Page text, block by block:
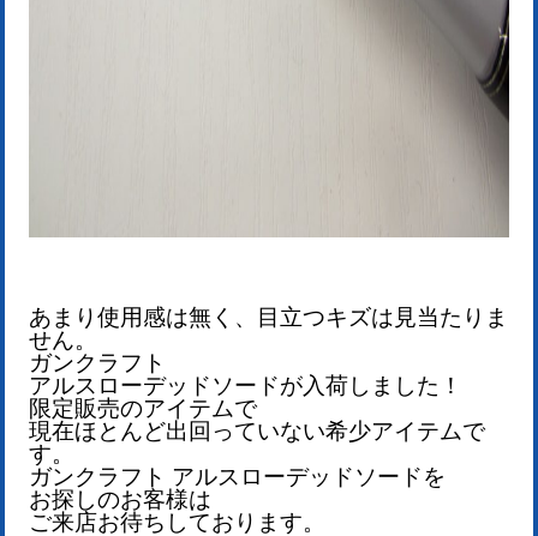
あまり使用感は無く、目立つキズは見当たりま
せん。
ガンクラフト
アルスローデッドソードが入荷しました！
限定販売のアイテムで
現在ほとんど出回っていない希少アイテムで
す。
ガンクラフト アルスローデッドソードを
お探しのお客様は
ご来店お待ちしております。